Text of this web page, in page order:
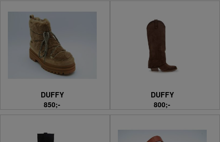
DUFFY
850;-
DUFFY
800;-